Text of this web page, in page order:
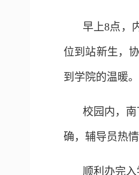
早上8点，
位到站新生，
到学院的温暖。
校园内，
确，辅导员热
顺利办完